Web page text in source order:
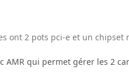
ont 2 pots pci-e et un
AMR qui permet gérer les 2